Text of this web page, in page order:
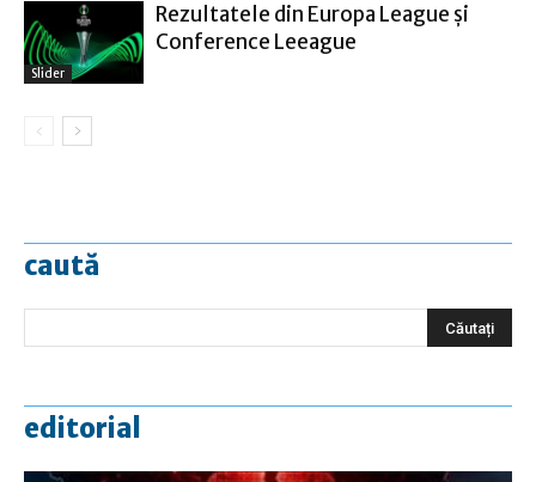
Slider
Rezultatele din Europa League şi
Conference Leeague
caută
editorial